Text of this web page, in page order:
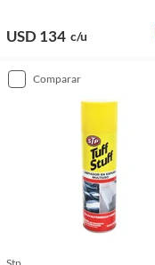
USD 134 c/u
comparar